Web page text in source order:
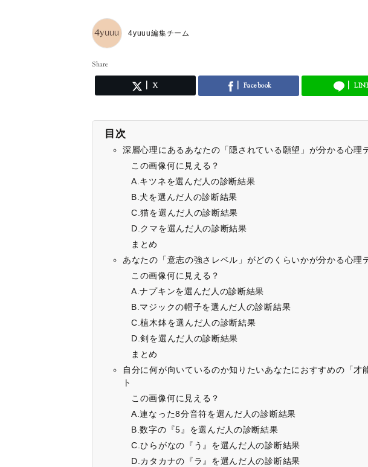
4yuuu編集チーム
Share
X Facebook
目次
深層心理にあるあなたの「隠されている願望」が分かる心理
この画像何に見える？
A.キツネを選んだ人の診断結果
B.犬を選んだ人の診断結果
C.猫を選んだ人の診断結果
D.クマを選んだ人の診断結果
まとめ
あなたの「意志の強さレベル」がどのくらいかが分かる心理
この画像何に見える？
A.ナプキンを選んだ人の診断結果
B.マジックの帽子を選んだ人の診断結果
C.植木鉢を選んだ人の診断結果
D.剣を選んだ人の診断結果
まとめ
自分に何が向いているのか知りたいあなたにおすすめの「才
ト
この画像何に見える？
A.連なった8分音符を選んだ人の診断結果
B.数字の『5』を選んだ人の診断結果
C.ひらがなの『う』を選んだ人の診断結果
D.カタカナの『ラ』を選んだ人の診断結果